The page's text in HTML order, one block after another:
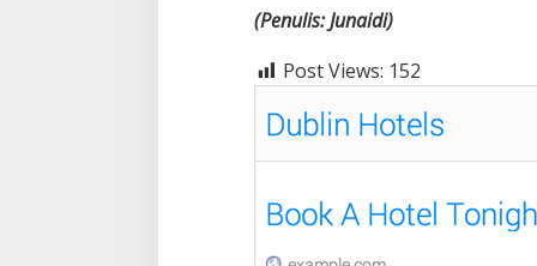
(Penulis: Junaidi)
Post Views: 152